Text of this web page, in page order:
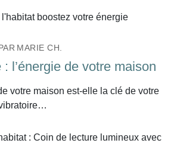
MARIE CH.
l’énergie de votre maison
votre maison est-elle la clé de votre